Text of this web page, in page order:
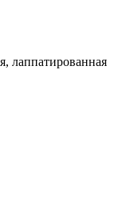
лаппатированная